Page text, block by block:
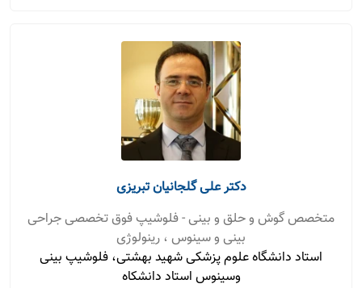
دکتر علی گلجانیان تبریزی
متخصص گوش و حلق و بینی - فلوشیپ فوق تخصصی جراحی
بینی و سینوس ، رینولوژی
استاد دانشگاه علوم پزشکی شهید بهشتی، فلوشیپ بینی
وسینوس استاد دانشکاه